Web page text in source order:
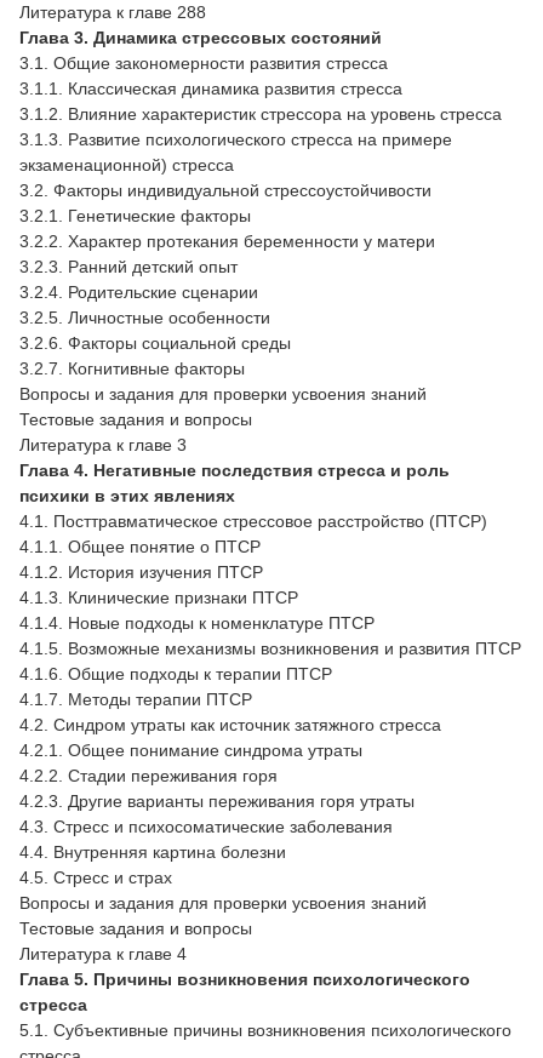
Литература к главе 288
Глава 3. Динамика стрессовых состояний
3.1. Общие закономерности развития стресса
3.1.1. Классическая динамика развития стресса
3.1.2. Влияние характеристик стрессора на уровень стресса
3.1.3. Развитие психологического стресса на примере
экзаменационной) стресса
3.2. Факторы индивидуальной стрессоустойчивости
3.2.1. Генетические факторы
3.2.2. Характер протекания беременности у матери
3.2.3. Ранний детский опыт
3.2.4. Родительские сценарии
3.2.5. Личностные особенности
3.2.6. Факторы социальной среды
3.2.7. Когнитивные факторы
Вопросы и задания для проверки усвоения знаний
Тестовые задания и вопросы
Литература к главе 3
Глава 4. Негативные последствия стресса и роль
психики в этих явлениях
4.1. Посттравматическое стрессовое расстройство (ПТСР)
4.1.1. Общее понятие о ПТСР
4.1.2. История изучения ПТСР
4.1.3. Клинические признаки ПТСР
4.1.4. Новые подходы к номенклатуре ПТСР
4.1.5. Возможные механизмы возникновения и развития ПТСР
4.1.6. Общие подходы к терапии ПТСР
4.1.7. Методы терапии ПТСР
4.2. Синдром утраты как источник затяжного стресса
4.2.1. Общее понимание синдрома утраты
4.2.2. Стадии переживания горя
4.2.3. Другие варианты переживания горя утраты
4.3. Стресс и психосоматические заболевания
4.4. Внутренняя картина болезни
4.5. Стресс и страх
Вопросы и задания для проверки усвоения знаний
Тестовые задания и вопросы
Литература к главе 4
Глава 5. Причины возникновения психологического
стресса
5.1. Субъективные причины возникновения психологического